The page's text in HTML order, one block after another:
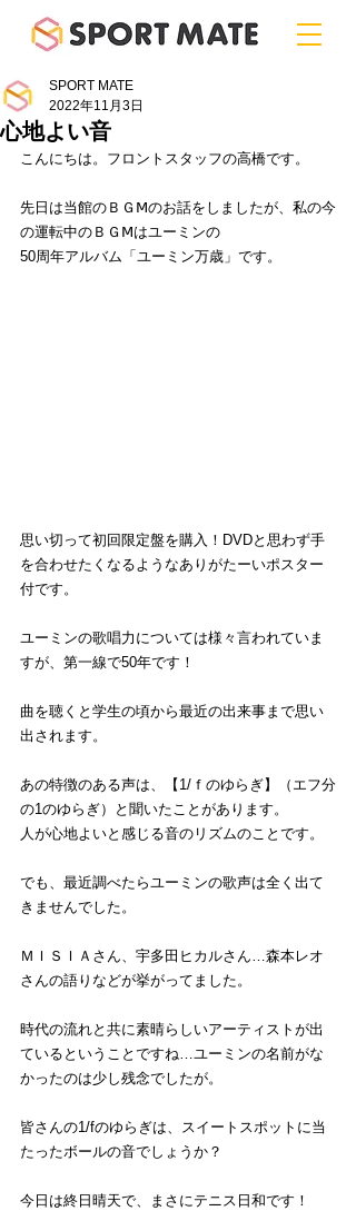
心地よい音
SPORT MATE
2022年11月3日
こんにちは。フロントスタッフの高橋です。
先日は当館のＢＧⅯのお話をしましたが、私の今
の運転中のＢＧⅯはユーミンの
50周年アルバム「ユーミン万歳」です。
思い切って初回限定盤を購入！DVDと思わず手
を合わせたくなるようなありがたーいポスター
付です。
ユーミンの歌唱力については様々言われていま
すが、第一線で50年です！
曲を聴くと学生の頃から最近の出来事まで思い
出されます。
あの特徴のある声は、【1/ｆのゆらぎ】（エフ分
の1のゆらぎ）と聞いたことがあります。
人が心地よいと感じる音のリズムのことです。
でも、最近調べたらユーミンの歌声は全く出て
きませんでした。
ＭＩＳＩＡさん、宇多田ヒカルさん…森本レオ
さんの語りなどが挙がってました。
時代の流れと共に素晴らしいアーティストが出
ているということですね…ユーミンの名前がな
かったのは少し残念でしたが。
皆さんの1/fのゆらぎは、スイートスポットに当
たったボールの音でしょうか？
今日は終日晴天で、まさにテニス日和です！